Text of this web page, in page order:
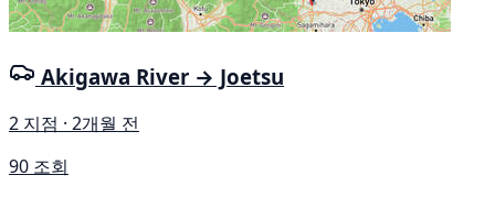
Akigawa River → Joetsu
2 지점 · 2개월 전
90 조회